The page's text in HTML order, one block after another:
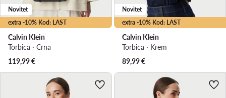
extra -10% Kod: LAST
Novitet
Calvin Klein
Torbica · Crna
119,99€
extra -10% Kod: LAST
Novitet
Calvin Klein
Torbica · Krem
89,99€